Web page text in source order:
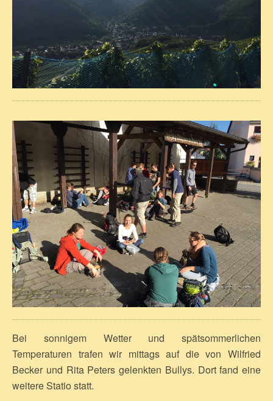
Bei sonnigem Wetter und spätsommerlichen
Temperaturen trafen wir mittags auf die von Wilfried
Becker und Rita Peters gelenkten Bullys. Dort fand eine
weitere Statio statt.